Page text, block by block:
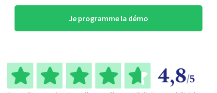
Je programme la démo